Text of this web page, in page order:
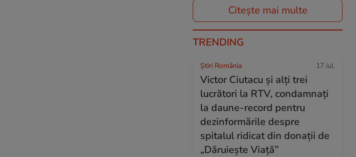
Citește mai multe
TRENDING
Știri România 17 iul.
Victor Ciutacu și alți trei
lucrători la RTV, condamnați
la daune-record pentru
dezinformările despre
spitalul ridicat din donații de
„Dăruiește Viață”